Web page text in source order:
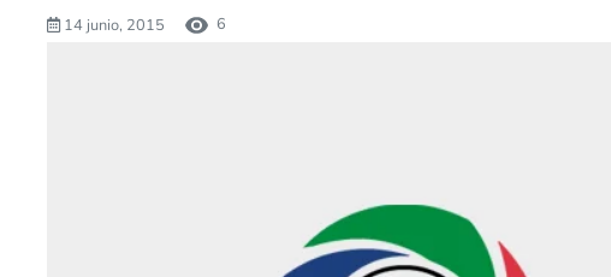
14 junio, 2015 6